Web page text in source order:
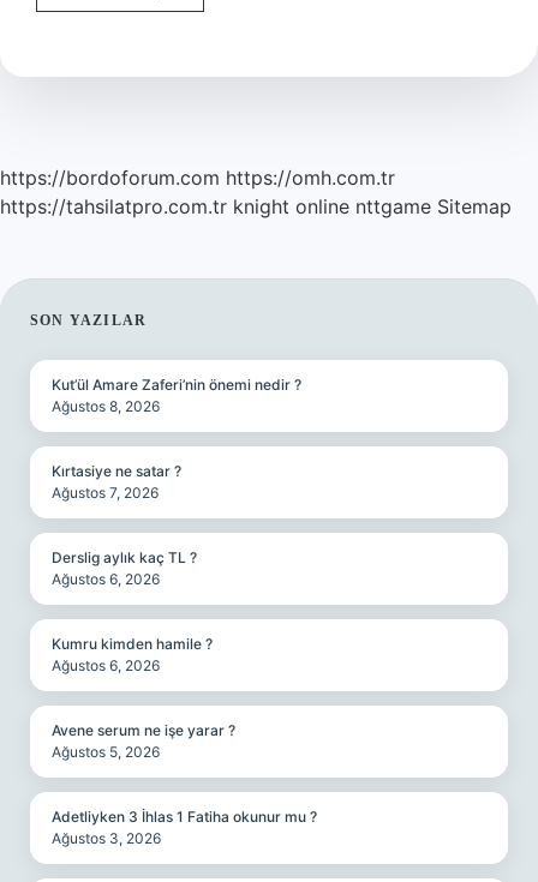
Çok
Film
https://bordoforum.com https://omh.com.tr
https://tahsilatpro.com.tr knight online nttgame Sitemap
SIDEBAR
SON YAZILAR
Kut’ül Amare Zaferi’nin önemi nedir ?
Ağustos 8, 2026
Kırtasiye ne satar ?
Ağustos 7, 2026
Derslig aylık kaç TL ?
Ağustos 6, 2026
Kumru kimden hamile ?
Ağustos 6, 2026
Avene serum ne işe yarar ?
Ağustos 5, 2026
Adetliyken 3 İhlas 1 Fatiha okunur mu ?
Ağustos 3, 2026